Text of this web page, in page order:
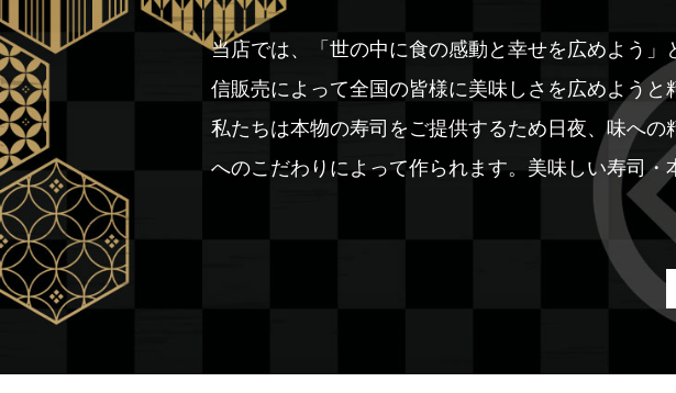
当店では、「世の中に食の感動と幸せを広めよう
信販売によって全国の皆様に美味しさを広めようと
私たちは本物の寿司をご提供するため日夜、味へ
へのこだわりによって作られます。美味しい寿司・